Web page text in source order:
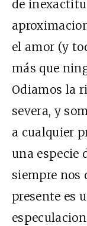
de
el amor (y
más que
Odiamos la
severa, y
a cualquier
una especie
siempre nos
presente es